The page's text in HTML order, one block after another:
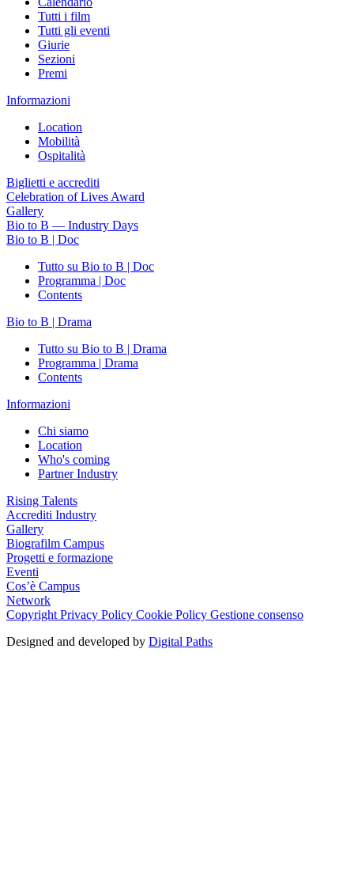
Tutti i film
Tutti gli eventi
Giurie
Sezioni
Premi
Informazioni
Location
Mobilità
Ospitalità
Biglietti e accrediti
Celebration of Lives Award
Gallery
Bio to B — Industry Days
Bio to B | Doc
Tutto su Bio to B | Doc
Programma | Doc
Contents
Bio to B | Drama
Tutto su Bio to B | Drama
Programma | Drama
Contents
Informazioni
Chi siamo
Location
Who's coming
Partner Industry
Rising Talents
Accrediti Industry
Gallery
Biografilm Campus
Progetti e formazione
Eventi
Cos’è Campus
Network
CopyrightPrivacy Policy Cookie Policy Gestione consenso
Designed and developed by Digital Paths